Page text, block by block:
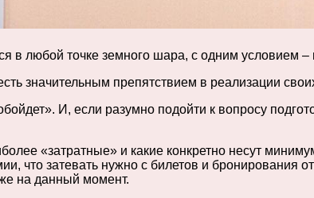
в любой точке земного шара, с одним условием
значительным препятствием в реализации
И, если разумно подойти к вопросу
«затратные» и какие конкретно несут
что затевать нужно с билетов и
на данный момент.